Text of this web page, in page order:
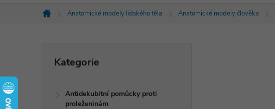
Domů
Anatomické modely lidského těla Anatomické modely člověka
kategorie
Kategorie
Antidekubitní pomůcky proti
proleženinám